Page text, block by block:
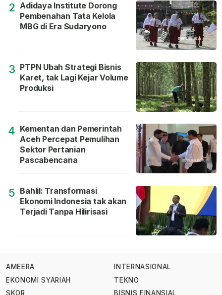
2 Adidaya Institute Dorong
Pembenahan Tata Kelola
MBG di Era Sudaryono
3 PTPN Ubah Strategi Bisnis
Karet, tak Lagi Kejar Volume
Produksi
4 Kementan dan Pemerintah
Aceh Percepat Pemulihan
Sektor Pertanian
Pascabencana
5 Bahlil: Transformasi
Ekonomi Indonesia tak akan
Terjadi Tanpa Hilirisasi
AMEERA
EKONOMI SYARIAH
SKOR
INTERNASIONAL
TEKNO
BISNIS FINANSIAL